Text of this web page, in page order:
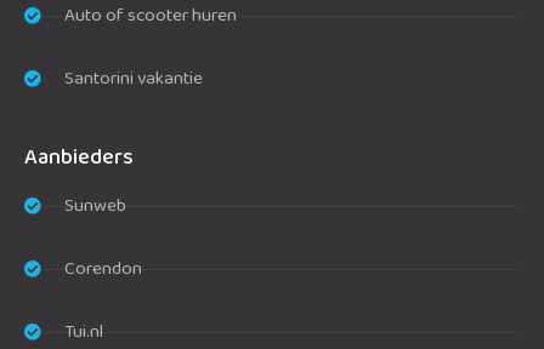
Auto of scooter huren
Santorini vakantie
Aanbieders
Sunweb
Corendon
Tui.nl